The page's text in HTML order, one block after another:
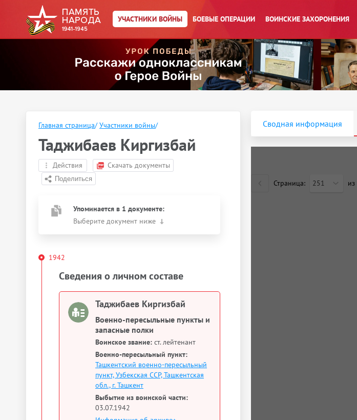
УЧАСТНИКИ ВОЙНЫ БОЕВЫЕ ОПЕРАЦИИ ВОИНСКИЕ ЗАХОРОНЕНИЯ
Главная страница/ Участники войны/
Таджибаев Киргизбай
Действия Скачать документы
Упоминается в 1 документе:
Выберите документ ниже
1942
Сведения о личном составе
Таджибаев Киргизбай
Военно-пересыльные пункты и
запасные полки
Воинское звание: ст. лейтенант
Военно-пересыльный пункт:
Ташкентский военно-пересыльный
пункт, Узбекская ССР, Ташкентская
обл., г. Ташкент
Выбытие из воинской части:
03.07.1942
Сводная информация
Страница: 251 из